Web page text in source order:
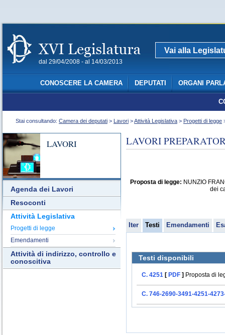
dal 29/04/2008 - al 14/03/2013
Vai alla
CONOSCERE LA CAMERA DEPUTATI ORGANI
Stai consultando: Camera dei deputati > Lavori >Attività Legislativa > Progetti di legge
LAVORI
Agenda dei Lavori
Resoconti
Attività Legislativa
Progetti di legge
Emendamenti
Attività di indirizzo, controllo e
conoscitiva
LAVORI
Proposta di legge: NUNZIO
dei
Iter Testi Emendamenti
Testi disponibili
C. 4251 [ PDF ] Proposta di
C. 746-2690-3491-4251-